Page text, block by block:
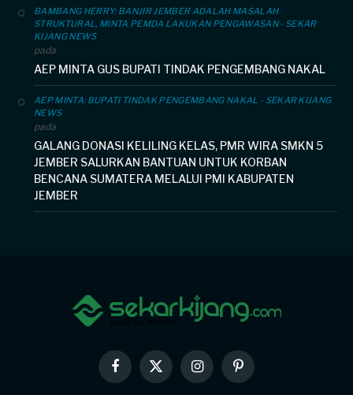
BAMBANG HERRY: BANJIR JEMBER ADALAH MASALAH
STRUKTURAL, MINTA PEMDA LAKUKAN PENGAWASAN - SEKAR
KIJANG NEWS
pada
AEP MINTA GUS BUPATI TINDAK PENGEMBANG NAKAL
AEP MINTA: BUPATI TINDAK PENGEMBANG NAKAL - SEKAR KIJANG
NEWS
pada
GALANG DONASI KELILING KELAS, PMR WIRA SMKN 5
JEMBER SALURKAN BANTUAN UNTUK KORBAN
BENCANA SUMATERA MELALUI PMI KABUPATEN
JEMBER
Facebook
X
InstagramPinterest